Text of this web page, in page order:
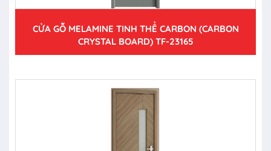
CỬA GỖ MELAMINE TINH THỂ CARBON (CARBON
CRYSTAL BOARD) TF-23165